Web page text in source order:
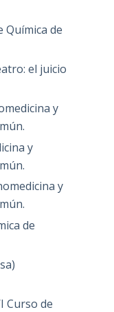
Química de
el juicio
y
y
y
de
Curso de